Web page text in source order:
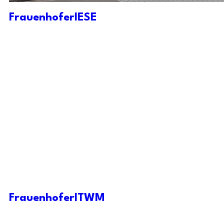
FrauenhoferIESE
FrauenhoferITWM